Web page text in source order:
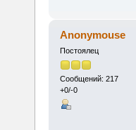
Anonymouse
Постоялец
Сообщений: 217
+0/-0